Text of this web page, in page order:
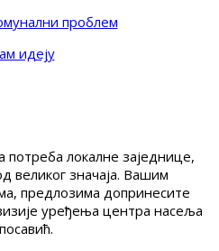
проблем
идеју
локалне заједнице,
великог значаја. Вашим
предлозима допринесите
уређења центра насеља